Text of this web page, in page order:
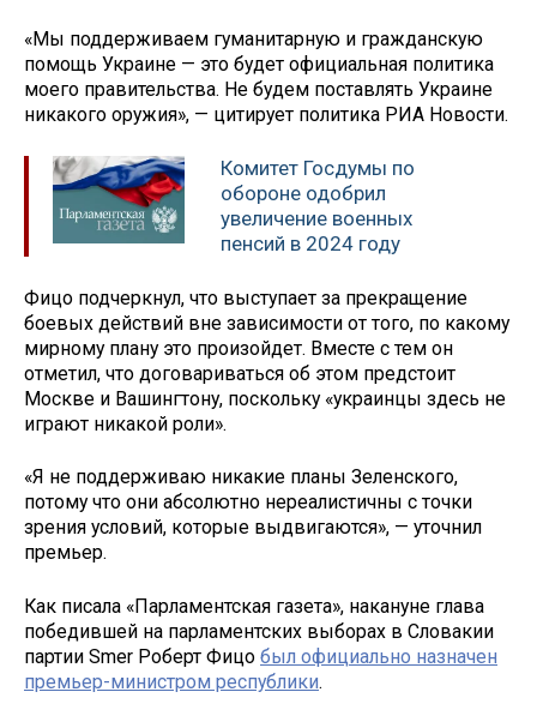
«Мы поддерживаем гуманитарную и гражданскую
помощь Украине — это будет официальная политика
моего правительства. Не будем поставлять Украине
никакого оружия», — цитирует политика РИА Новости.
Комитет Госдумы по
обороне одобрил
увеличение военных
пенсий в 2024 году
Фицо подчеркнул, что выступает за прекращение
боевых действий вне зависимости от того, по какому
мирному плану это произойдет. Вместе с тем он
отметил, что договариваться об этом предстоит
Москве и Вашингтону, поскольку «украинцы здесь не
играют никакой роли».
«Я не поддерживаю никакие планы Зеленского,
потому что они абсолютно нереалистичны с точки
зрения условий, которые выдвигаются», — уточнил
премьер.
Как писала «Парламентская газета», накануне глава
победившей на парламентских выборах в Словакии
партии Smer Роберт Фицо был официально назначен
премьер-министром республики.